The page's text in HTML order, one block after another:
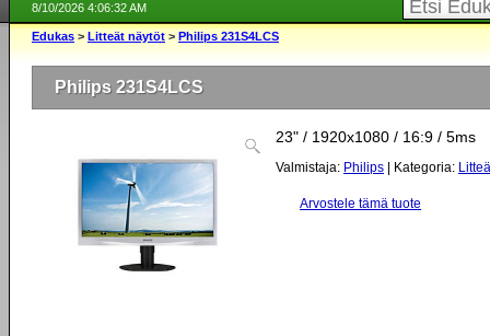
8/10/2026 4:06:32 AM
Edukas > Litteät näytöt > Philips 231S4LCS
Philips 231S4LCS
23" / 1920x1080 / 16:9 / 5ms
Valmistaja: Philips | Kategoria:
Arvostele tämä tuote